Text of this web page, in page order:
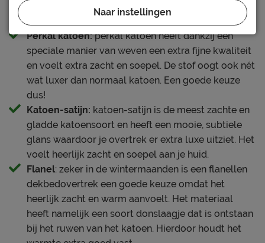
dekbedovertrek van jouw wensen en geniet je van
een heerlijke nachtrust.
Perkal katoen:perkal katoen heeft dankzij een
speciale manier van weven een extra fijne kwaliteit
en voelt extra zacht en soepel. De stof oogt ook nét
wat luxer dan normaal katoen. Een goede keuze
dus!
Katoen-satijn: katoen-satijn is de meest zachte en
gladde katoensoort en heeft een mooie, subtiele
glans waardoor je overtrek er extra luxe uitziet. Het
voelt heerlijk zacht en soepel aan je huid.
Flanel: zeker in de wintermaanden is een flanellen
dekbedovertrek een goede keuze omdat het
heerlijk zacht en warm aanvoelt. Het materiaal
heeft namelijk een soort donslaagje dat is ontstaan
bij het ruwen van het katoen. Hierdoor houdt het
Naar instellingen